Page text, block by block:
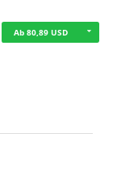
Ab 80,89 USD